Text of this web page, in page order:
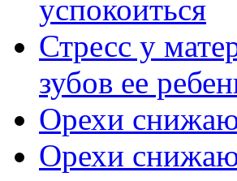
успокоиться
Стресс у
зубов ее
Орехи
Орехи